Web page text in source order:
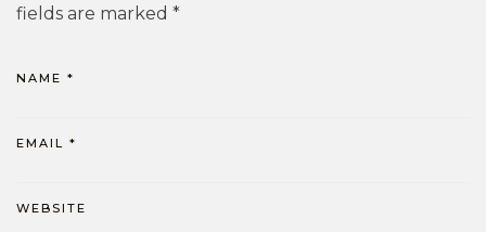
fields are marked *
NAME *
EMAIL *
WEBSITE